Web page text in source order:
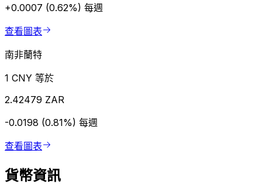
+0.0007 (0.62%) 每週
查看圖表
南非蘭特
1 CNY 等於
2.42479 ZAR
-0.0198 (0.81%) 每週
查看圖表
貨幣資訊